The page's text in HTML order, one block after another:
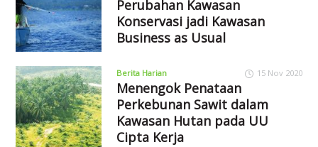
Perubahan Kawasan
Konservasi jadi Kawasan
Business as Usual
Berita Harian 15 Nov 2020
Menengok Penataan
Perkebunan Sawit dalam
Kawasan Hutan pada UU
Cipta Kerja